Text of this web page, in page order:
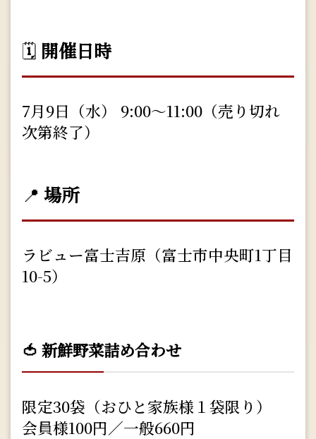
🗓️ 開催日時
7月9日（水） 9:00～11:00（売り切れ
次第終了）
📍 場所
ラビュー富士吉原（富士市中央町1丁目
10-5）
🍅 新鮮野菜詰め合わせ
限定30袋（おひと家族様１袋限り）
会員様100円／一般660円